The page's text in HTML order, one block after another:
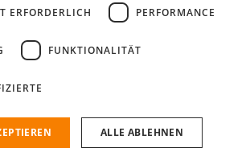
haben, können Sie ein Unternehmensprofil
zu finden.
ERFORDERLICH PERFORMANCE
FUNKTIONALITÄT
ALLE ABLEHNEN